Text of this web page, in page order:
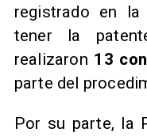
registrado en
tener la
realizaron 13
parte del
Por su parte, la